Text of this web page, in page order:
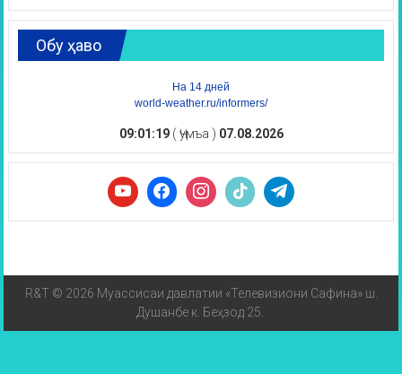
Обу ҳаво
На 14 дней
world-weather.ru/informers/
09:01:19( Ҷумъа ) 07.08.2026
R&T © 2026 Муассисаи давлатии «Телевизиони Сафина» ш.
Душанбе к. Беҳзод 25.